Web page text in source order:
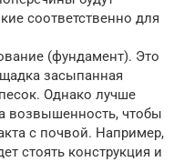
соответственно для
(фундамент). Это
засыпанная
Однако лучше
возвышенность, чтобы
с почвой. Например,
стоять конструкция и